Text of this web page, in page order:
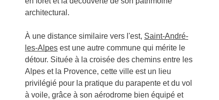
architectural.
À une distance similaire vers l'est, Saint-André-
les-Alpesest une autre commune qui mérite le
détour. Située à la croisée des chemins entre les
Alpes et la Provence, cette ville est un lieu
privilégié pour la pratique du parapente et du vol
à voile, grâce à son aérodrome bien équipé et